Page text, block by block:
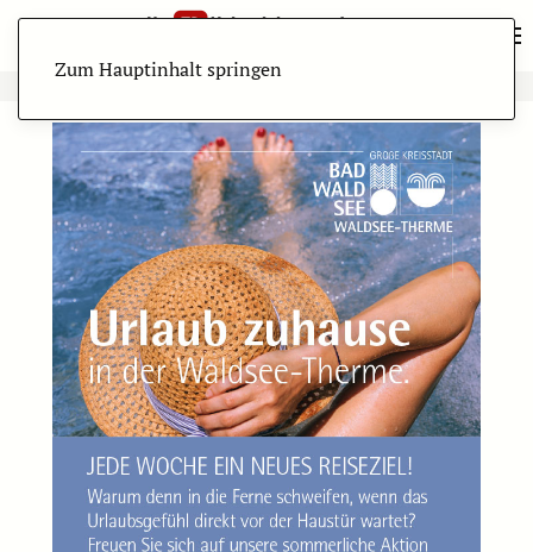
Zum Hauptinhalt springen